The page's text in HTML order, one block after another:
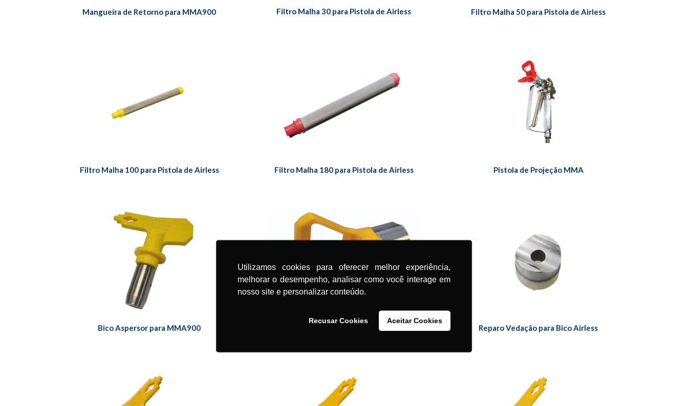
Utilizamos cookies para oferecer melhor experiência,
melhorar o desempenho, analisar como você interage em
nosso site e personalizar conteúdo.
Recusar Cookies Aceitar Cookies
Mangueira de Retorno para MMA900 Filtro Malha 30 para Pistola de Airless Filtro Malha 50 para Pistola de Airless
Filtro Malha 100 para Pistola de Airless Filtro Malha 180 para Pistola de Airless Pistola de Projeção MMA
Bico Aspersor para MMA900 Proteção do Bico Aspersor N.34-05 MMA900 Reparo Vedação para Bico Airless